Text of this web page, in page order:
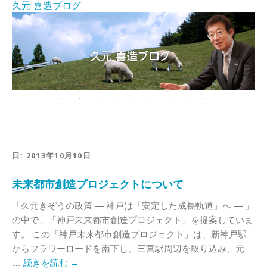
久元 喜造ブログ
日: 2013年10月10日
未来都市創造プロジェクトについて
「久元きぞうの政策 ― 神戸は「安定した成長軌道」へ ― 」
の中で、「神戸未来都市創造プロジェクト」を提案していま
す。 この「神戸未来都市創造プロジェクト」は、新神戸駅
からフラワーロードを南下し、三宮駅周辺を取り込み、元
… 続きを読む →